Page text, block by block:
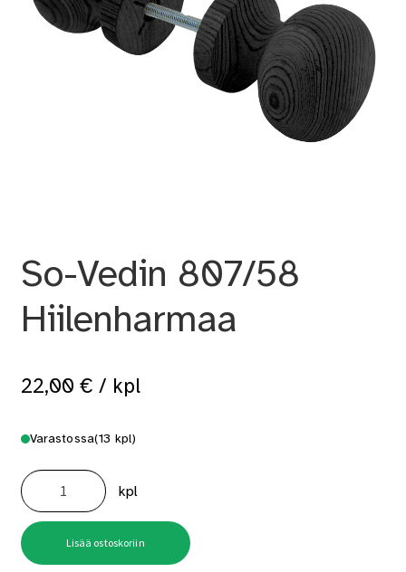
So-Vedin 807/58
Hiilenharmaa
22,00 € / kpl
Varastossa(13 kpl)
So-
Vedin
807/58
Hiilenharmaa
määrä
kpl
Lisää ostoskoriin